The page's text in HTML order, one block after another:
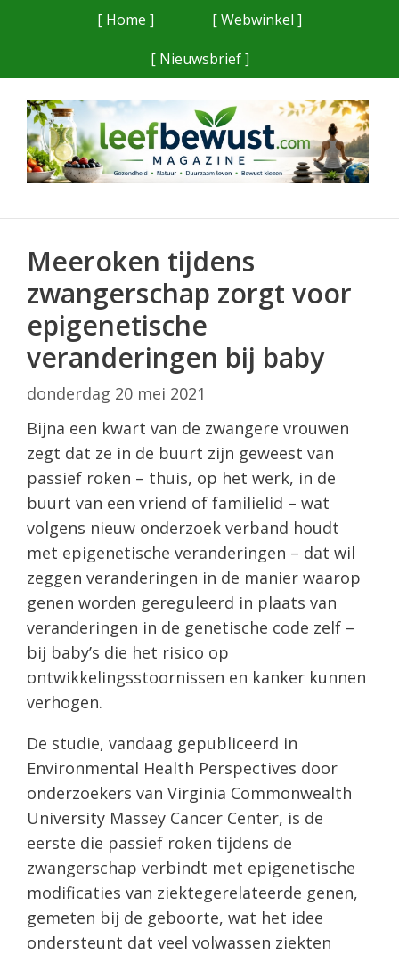
[ Home ]
[ Webwinkel ]
[ Nieuwsbrief ]
Meeroken tijdens
zwangerschap zorgt voor
epigenetische
veranderingen bij baby
donderdag 20 mei 2021
Bijna een kwart van de zwangere vrouwen
zegt dat ze in de buurt zijn geweest van
passief roken – thuis, op het werk, in de
buurt van een vriend of familielid – wat
volgens nieuw onderzoek verband houdt
met epigenetische veranderingen – dat wil
zeggen veranderingen in de manier waarop
genen worden gereguleerd in plaats van
veranderingen in de genetische code zelf –
bij baby’s die het risico op
ontwikkelingsstoornissen en kanker kunnen
verhogen.
De studie, vandaag gepubliceerd in
Environmental Health Perspectives door
onderzoekers van Virginia Commonwealth
University Massey Cancer Center, is de
eerste die passief roken tijdens de
zwangerschap verbindt met epigenetische
modificaties van ziektegerelateerde genen,
gemeten bij de geboorte, wat het idee
ondersteunt dat veel volwassen ziekten